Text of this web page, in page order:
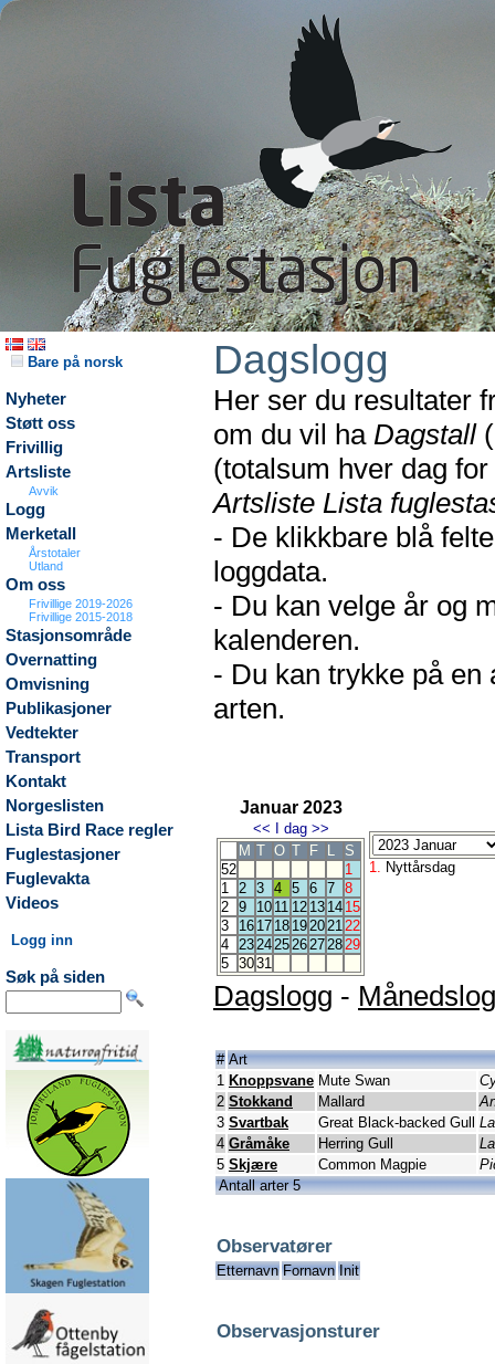
Bare på norsk
Nyheter
Støtt oss
Frivillig
Artsliste
Avvik
Logg
Merketall
Årstotaler
Utland
Om oss
Frivillige 2019-2026
Frivillige 2015-2018
Stasjonsområde
Overnatting
Omvisning
Publikasjoner
Vedtekter
Transport
Kontakt
Norgeslisten
Lista Bird Race regler
Fuglestasjoner
Fuglevakta
Videos
Logg inn
Søk på siden
Dagslogg
Her ser du resultater
om du vil ha Dagstall
(totalsum hver dag
Artsliste Lista
- De klikkbare blå
loggdata.
- Du kan velge år og
kalenderen.
- Du kan trykke på en
arten.
Januar 2023
<< I dag >>
M T O T F L
S
52
1
1 2 3 4 5 6 7 8
2 9 10 11 12 13 14 15
3
16 17 18 19202122
4 23242526272829
5 3031
1. Nyttårsdag
Dagslogg -
# Art
1 Knoppsvane Mute Swan
2 Stokkand Mallard
3 Svartbak Great Black-backed Gull
4 Gråmåke Herring Gull
5 Skjære Common Magpie
Antall arter 5
Observatører
Etternavn Fornavn Init
Observasjonsturer